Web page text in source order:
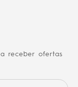
receber ofertas